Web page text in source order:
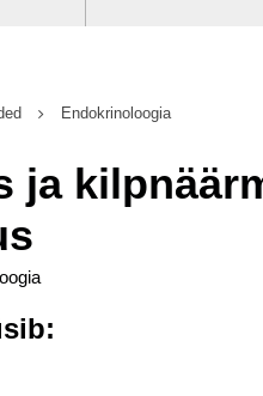
Endokrinoloogia
ja